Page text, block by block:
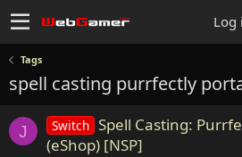
Log
Tags
spell casting purrfectly
J Switch Spell Casting:
(eShop) [NSP]